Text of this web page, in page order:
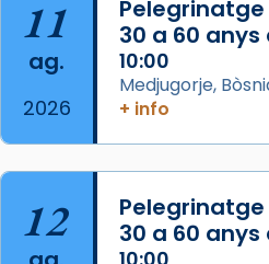
concelebrat el bisbe
Mons. David Abadías.
📸 Dr. G. Simón
Photo
View on Facebook · Share
Arquebisbat de
2 weeks ago
11
ag.
2026
30 a 60
10:00
Medjugorje,
+ info
12
30 a 60